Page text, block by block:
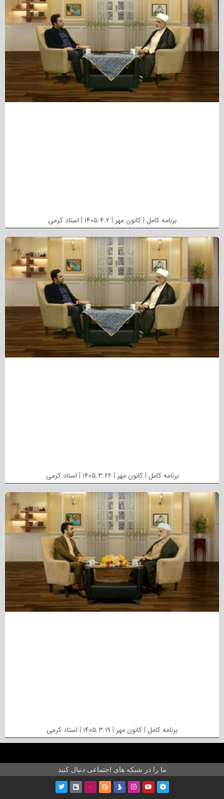
برنامه کامل | کانون مهر | ۱۴۰۵.۴.۲ | استاد کرمی
برنامه کامل | کانون مهر | ۱۴۰۵.۳.۲۶ | استاد کرمی
برنامه کامل | کانون مهر | ۱۴۰۵.۳.۱۹ | استاد کرمی
ما را در شبکه های اجتماعی دنبال کنید